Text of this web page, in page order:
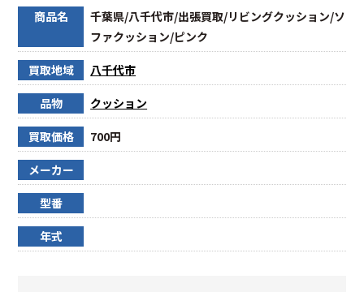
商品名
千葉県/八千代市/出張買取/リビングクッション/ソ
ファクッション/ピンク
買取地域 八千代市
品物 クッション
買取価格 700円
メーカー
型番
年式